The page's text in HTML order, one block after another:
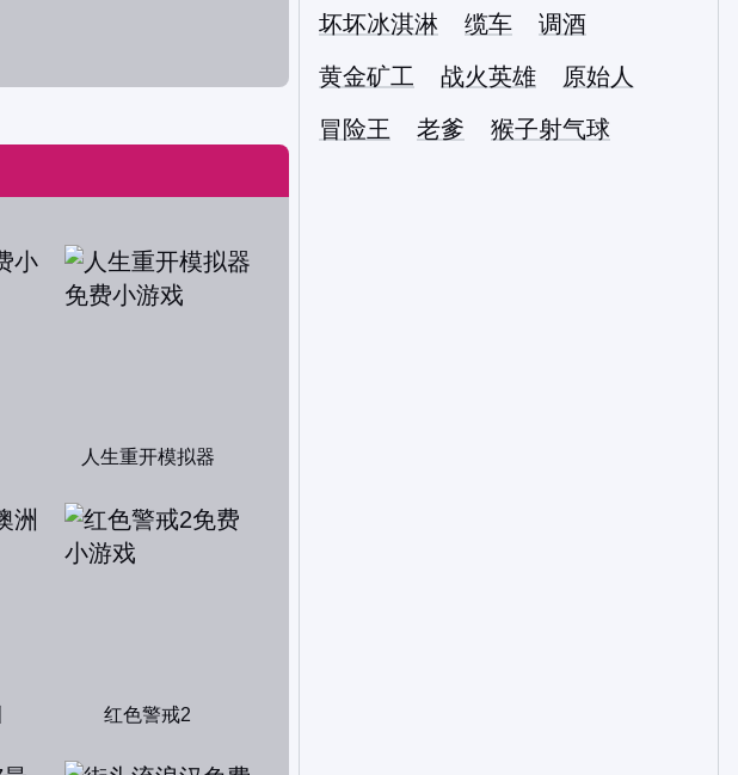
人生重开模拟器
红色警戒2
坏坏冰淇淋
缆车
调酒
黄金矿工
战火英雄
原始人
冒险王
老爹 猴子射气球